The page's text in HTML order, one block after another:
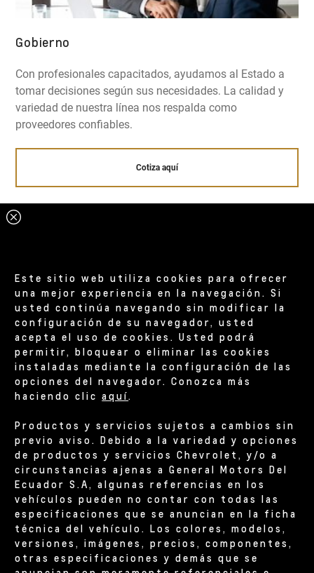
Gobierno
Con profesionales capacitados, ayudamos al Estado a
tomar decisiones según sus necesidades. La calidad y
variedad de nuestra línea nos respalda como
proveedores confiables.
Cotiza aquí
Este sitio web utiliza cookies para ofrecer
una mejor experiencia en la navegación. Si
usted continúa navegando sin modificar la
configuración de su navegador, usted
acepta el uso de cookies. Usted podrá
permitir, bloquear o eliminar las cookies
instaladas mediante la configuración de las
opciones del navegador. Conozca más
haciendo clicaquí.
Productos y servicios sujetos a cambios sin
previo aviso. Debido a la variedad y opciones
de productos y servicios Chevrolet, y/o a
circunstancias ajenas a General Motors Del
Ecuador S.A, algunas referencias en los
vehículos pueden no contar con todas las
especificaciones que se anuncian en la ficha
técnica del vehículo. Los colores, modelos,
versiones, imágenes, precios, componentes,
otras especificaciones y demás que se